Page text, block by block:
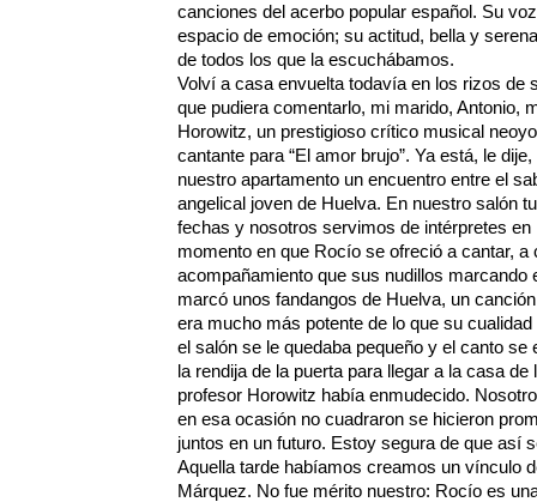
canciones del acerbo popular español. Su
espacio de emoción; su actitud, bella y
de todos los que la escuchábamos.
Volví a casa envuelta todavía en los rizos de
que pudiera comentarlo, mi marido, Antonio,
Horowitz, un prestigioso crítico musical
cantante para “El amor brujo”. Ya está, le
nuestro apartamento un encuentro entre el
angelical joven de Huelva. En nuestro salón
fechas y nosotros servimos de intérpretes
momento en que Rocío se ofreció a cantar,
acompañamiento que sus nudillos marcando
marcó unos fandangos de Huelva, un
era mucho más potente de lo que su
el salón se le quedaba pequeño y el canto
la rendija de la puerta para llegar a la casa
profesor Horowitz había enmudecido.
en esa ocasión no cuadraron se hicieron
juntos en un futuro. Estoy segura de que así
Aquella tarde habíamos creamos un vínculo
Márquez. No fue mérito nuestro: Rocío es